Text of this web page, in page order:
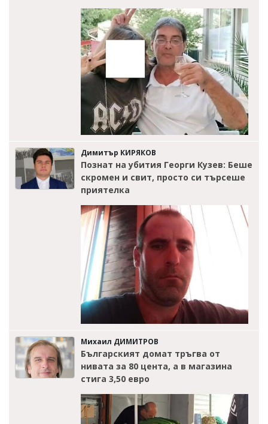
Димитър КИРЯКОВ
Познат на убития Георги Кузев: Беше
скромен и свит, просто си търсеше
приятелка
Михаил ДИМИТРОВ
Българският домат тръгва от
нивата за 80 цента, а в магазина
стига 3,50 евро